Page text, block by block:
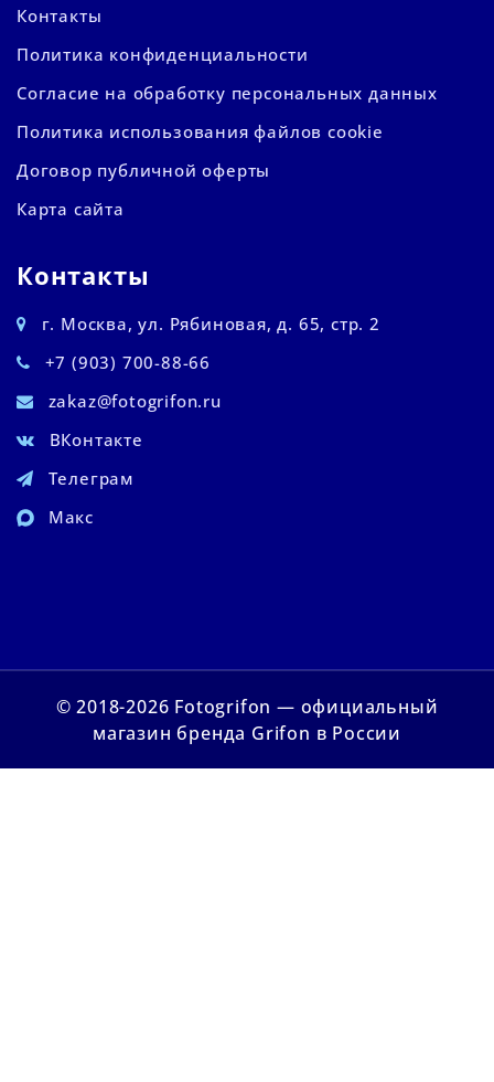
Контакты
Политика конфиденциальности
Согласие на обработку персональных данных
Политика использования файлов cookie
Договор публичной оферты
Карта сайта
Контакты
г. Москва, ул. Рябиновая, д. 65, стр. 2
+7 (903) 700-88-66
zakaz@fotogrifon.ru
ВКонтакте
Телеграм
Макс
© 2018-2026 Fotogrifon — официальный
магазин бренда Grifon в России